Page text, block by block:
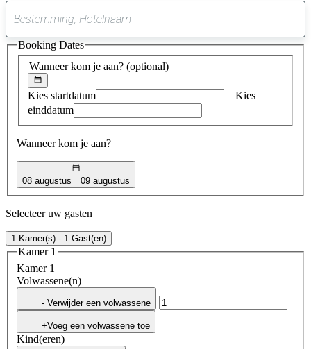
suggestie
gevonden
Wanneer kom je aan? (optional)
Kies startdatum
Kies
einddatum
Wanneer kom je aan?
08 augustus 09 augustus
Booking Dates
Selecteer uw gasten
1 Kamer(s) - 1 Gast(en)
Kamer 1
Kamer 1
Volwassene(n)
- Verwijder een volwassene
+Voeg een volwassene toe
Kind(eren)